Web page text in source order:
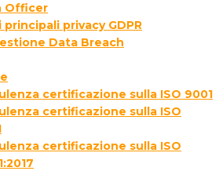
Officer
privacy GDPR
Data Breach
certificazione sulla ISO 9001
certificazione sulla ISO
certificazione sulla ISO